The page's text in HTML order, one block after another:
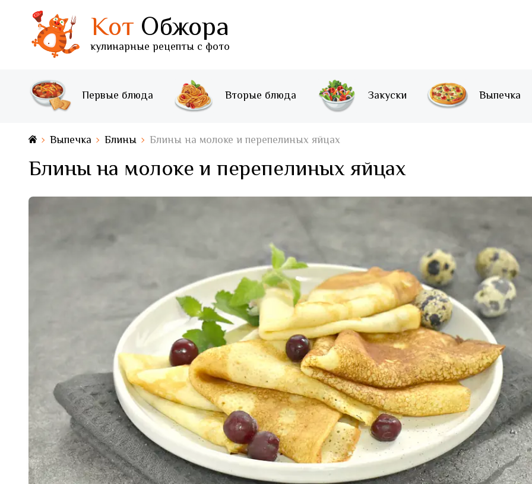
Кот Обжора
кулинарные рецепты с фото
Первые блюда Вторые блюда Закуски Выпечка
Выпечка Блины Блины на молоке и перепелиных яйцах
Блины на молоке и перепелиных яйцах